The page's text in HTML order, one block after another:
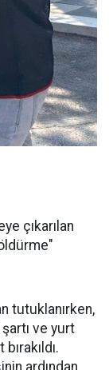
çıkarılan
tutuklanırken,
ve yurt